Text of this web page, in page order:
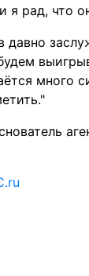
я рад, что
давно
много